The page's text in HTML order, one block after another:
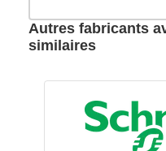
Autres fabricants
similaires